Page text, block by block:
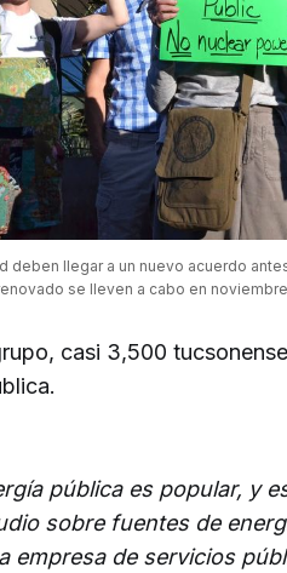
deben llegar a un nuevo acuerdo
se lleven a cabo en
casi 3,500
pública es popular, y
sobre fuentes de
empresa de servicios